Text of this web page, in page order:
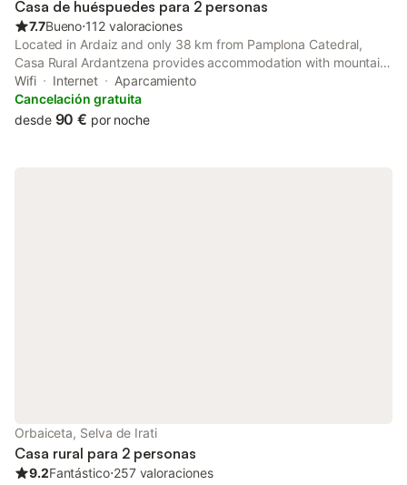
Casa de huéspuedes para 2 personas
7.7Bueno⋅112 valoraciones
Located in Ardaiz and only 38 km from Pamplona Catedral,
Casa Rural Ardantzena provides accommodation with mountain
views, free WiFi and free private parking. Featuring a shared
kitchen, this property also provides guests with a picnic area.
Wifi Internet
Aparcamiento
Cancelación gratuita
desde 90 € por noche
Orbaiceta, Selva de Irati
Casa rural para 2 personas
9.2Fantástico⋅257 valoraciones